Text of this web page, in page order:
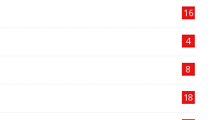
16
4
8
18